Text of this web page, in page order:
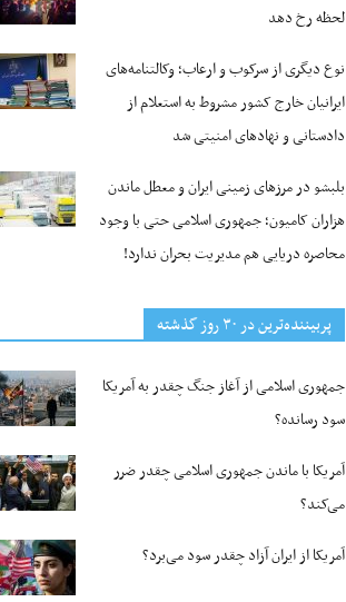
لحظه رخ دهد
نوع دیگری از سرکوب و ارعاب؛ وکالتنامه‌های
ایرانیان خارج کشور مشروط به استعلام از
دادستانی و نهادهای امنیتی شد
بلبشو در مرزهای زمینی ایران و معطل ماندن
هزاران کامیون؛ جمهوری اسلامی حتی با وجود
محاصره دریایی هم مدیریت بحران ندارد!
پربیننده‌ترین‌ در ۳۰ روز گذشته
جمهوری اسلامی از آغاز جنگ چقدر به آمریکا
سود رسانده؟
آمریکا با ماندن جمهوری اسلامی چقدر ضرر
می‌کند؟
آمریکا از ایران آزاد چقدر سود می‌برد؟